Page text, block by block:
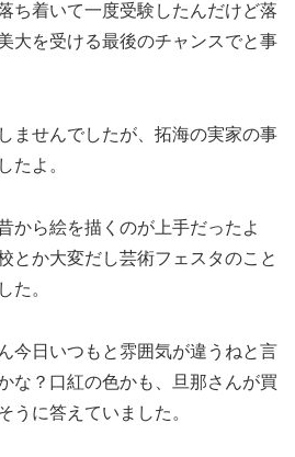
ち着いて一度受験したんだけど落
大を受ける最後のチャンスでと事
ませんでしたが、拓海の実家の事
たよ。
から絵を描くのが上手だったよ
とか大変だし芸術フェスタのこと
た。
今日いつもと雰囲気が違うねと言
な？口紅の色かも、旦那さんが買
うに答えていました。